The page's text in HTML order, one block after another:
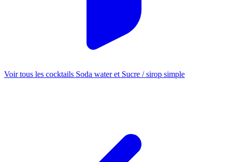
Voir tous les cocktails Soda water et Sucre / sirop simple